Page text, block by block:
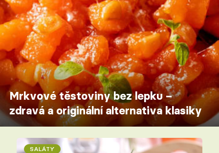
Mrkvové těstoviny bez lepku –
zdravá a originální alternativa klasiky
SALÁTY